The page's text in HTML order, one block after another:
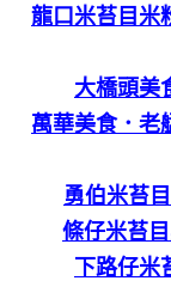
龍口米苔目米
大橋頭美
萬華美食．老
勇伯米苔
條仔米苔
下路仔米